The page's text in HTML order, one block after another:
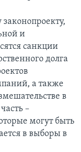
и
санкции
долга
а также
в
–
могут быть
в выборы в